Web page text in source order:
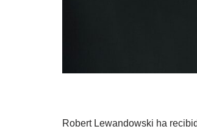
Robert Lewandowski ha